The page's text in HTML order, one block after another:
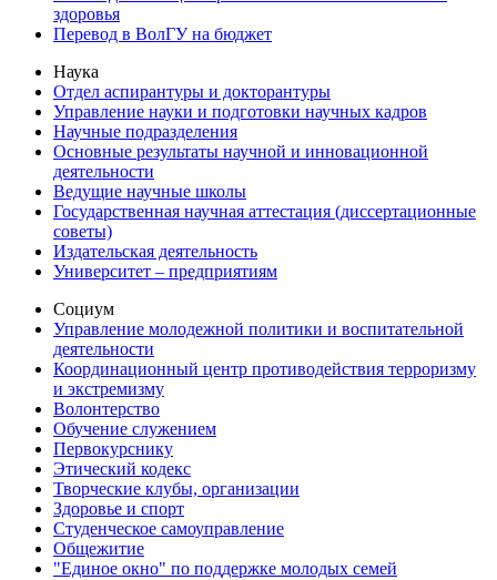
здоровья
Перевод в ВолГУ на бюджет
Наука
Отдел аспирантуры и докторантуры
Управление науки и подготовки научных кадров
Научные подразделения
Основные результаты научной и инновационной
деятельности
Ведущие научные школы
Государственная научная аттестация (диссертационные
советы)
Издательская деятельность
Университет – предприятиям
Социум
Управление молодежной политики и воспитательной
деятельности
Координационный центр противодействия терроризму
и экстремизму
Волонтерство
Обучение служением
Первокурснику
Этический кодекс
Творческие клубы, организации
Здоровье и спорт
Студенческое самоуправление
Общежитие
"Единое окно" по поддержке молодых семей